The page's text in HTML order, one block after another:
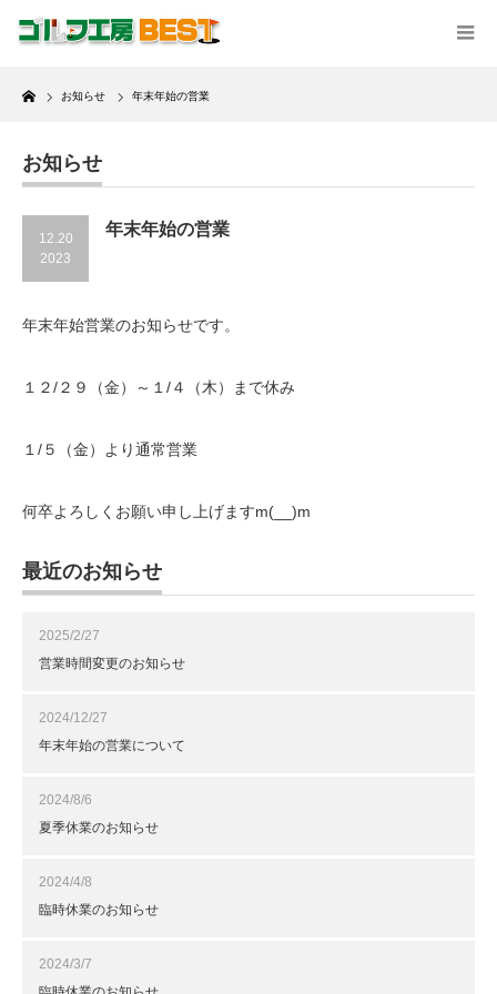
Home
お知らせ 年末年始の営業
お知らせ
12.20
2023
年末年始の営業
年末年始営業のお知らせです。
１２/２９（金）～１/４（木）まで休み
１/５（金）より通常営業
何卒よろしくお願い申し上げますm(__)m
最近のお知らせ
2025/2/27
営業時間変更のお知らせ
2024/12/27
年末年始の営業について
2024/8/6
夏季休業のお知らせ
2024/4/8
臨時休業のお知らせ
2024/3/7